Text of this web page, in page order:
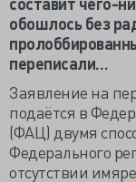
обошлось без
переписали…
Заявление на
подаётся в
(ФАЦ) двумя
Федерального
отсутствии